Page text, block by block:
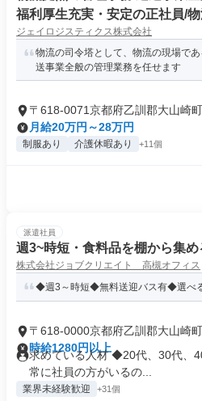
福利厚生充実・安定の正社員/
ジェイロジスティクス株式会社
物流の司令塔として、物流の現場で
送事業全般の管理業務を任せます
〒618-0071京都府乙訓郡大山崎
月給20万円～28万円
制服あり 介護休暇あり +11個
派遣社員
週3~時短・食料品を棚から集
株式会社ジョブクリエイト 高槻オフィス
◆週3～時短◆無料送迎バス有◆選べる
〒618-0000京都府乙訓郡大山崎町
時給1280円以上
求めている人材 ◆20代、30代、
常に社員の方がいるの...
業界未経験歓迎 +31個